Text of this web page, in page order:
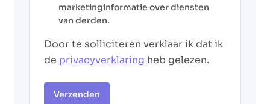
marketinginformatie over diensten
van derden.
Door te solliciteren verklaar ik dat ik
de privacyverklaring heb gelezen.
Verzenden